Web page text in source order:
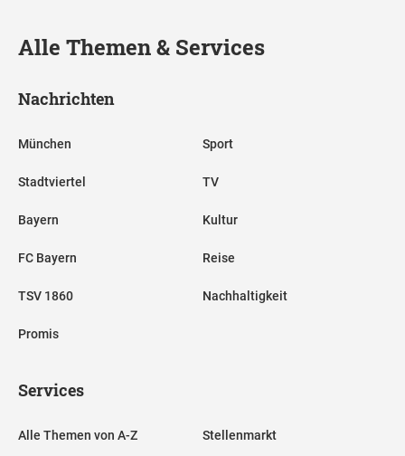
Alle Themen & Services
Nachrichten
München
Stadtviertel
Bayern
FC Bayern
TSV 1860
Promis
Sport
TV
Kultur
Reise
Nachhaltigkeit
Services
Alle Themen von A-Z Stellenmarkt